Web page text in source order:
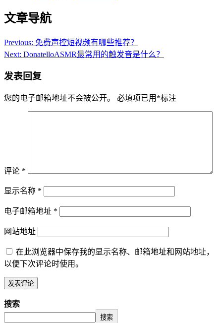
文章导航
Previous: 免费声控短视频有哪些推荐？
Next: DonatelloASMR最常用的触发音是什么？
发表回复
您的电子邮箱地址不会被公开。 必填项已用 *标注
评论 *
显示名称 *
电子邮箱地址 *
网站地址
在此浏览器中保存我的显示名称、邮箱地址和网站地址，
以便下次评论时使用。
搜索
搜索